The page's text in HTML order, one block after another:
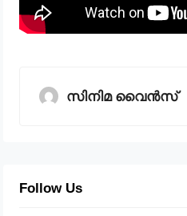
സിനിമ വൈൻസ്
Follow Us